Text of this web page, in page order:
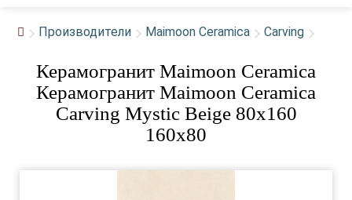
Производители Maimoon Ceramica Carving
Керамогранит Maimoon Ceramica
Керамогранит Maimoon Ceramica
Carving Mystic Beige 80x160
160x80